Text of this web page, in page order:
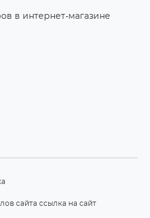
в интернет-магазине
сайта ссылка на сайт